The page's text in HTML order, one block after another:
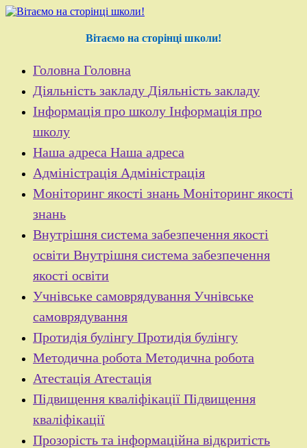
Перейти
Вітаємо на сторінці школи!
Головна Головна
Діяльність закладу Діяльність закладу
Інформація про школу Інформація про
школу
Наша адреса Наша адреса
Адміністрація Адміністрація
Моніторинг якості знань Моніторинг якості
знань
Внутрішня система забезпечення якості
освіти Внутрішня система забезпечення
якості освіти
Учнівське самоврядування Учнівське
самоврядування
Протидія булінгу Протидія булінгу
Методична робота Методична робота
Атестація Атестація
Підвищення кваліфікації Підвищення
кваліфікації
Прозорість та інформаційна відкритість